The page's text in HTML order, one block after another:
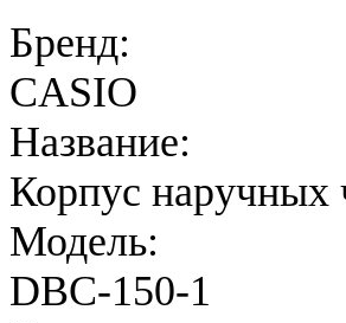
Бренд:
CASIO
Название:
Корпус наручных
Модель:
DBC-150-1